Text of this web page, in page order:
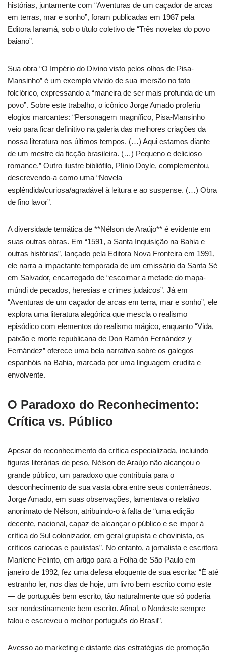
histórias, juntamente com “Aventuras de um caçador de arcas
em terras, mar e sonho”, foram publicadas em 1987 pela
Editora Ianamá, sob o título coletivo de “Três novelas do povo
baiano”.
Sua obra “O Império do Divino visto pelos olhos de Pisa-
Mansinho” é um exemplo vívido de sua imersão no fato
folclórico, expressando a “maneira de ser mais profunda de um
povo”. Sobre este trabalho, o icônico Jorge Amado proferiu
elogios marcantes: “Personagem magnífico, Pisa-Mansinho
veio para ficar definitivo na galeria das melhores criações da
nossa literatura nos últimos tempos. (…) Aqui estamos diante
de um mestre da ficção brasileira. (…) Pequeno e delicioso
romance.” Outro ilustre bibliófilo, Plínio Doyle, complementou,
descrevendo-a como uma “Novela
esplêndida/curiosa/agradável à leitura e ao suspense. (…) Obra
de fino lavor”.
A diversidade temática de **Nélson de Araújo** é evidente em
suas outras obras. Em “1591, a Santa Inquisição na Bahia e
outras histórias”, lançado pela Editora Nova Fronteira em 1991,
ele narra a impactante temporada de um emissário da Santa Sé
em Salvador, encarregado de “escoimar a metade do mapa-
múndi de pecados, heresias e crimes judaicos”. Já em
“Aventuras de um caçador de arcas em terra, mar e sonho”, ele
explora uma literatura alegórica que mescla o realismo
episódico com elementos do realismo mágico, enquanto “Vida,
paixão e morte republicana de Don Ramón Fernández y
Fernández” oferece uma bela narrativa sobre os galegos
espanhóis na Bahia, marcada por uma linguagem erudita e
envolvente.
O Paradoxo do Reconhecimento:
Crítica vs. Público
Apesar do reconhecimento da crítica especializada, incluindo
figuras literárias de peso, Nélson de Araújo não alcançou o
grande público, um paradoxo que contribuía para o
desconhecimento de sua vasta obra entre seus conterrâneos.
Jorge Amado, em suas observações, lamentava o relativo
anonimato de Nélson, atribuindo-o à falta de “uma edição
decente, nacional, capaz de alcançar o público e se impor à
crítica do Sul colonizador, em geral grupista e chovinista, os
críticos cariocas e paulistas”. No entanto, a jornalista e escritora
Marilene Felinto, em artigo para a Folha de São Paulo em
janeiro de 1992, fez uma defesa eloquente de sua escrita: “É até
estranho ler, nos dias de hoje, um livro bem escrito como este
— de português bem escrito, tão naturalmente que só poderia
ser nordestinamente bem escrito. Afinal, o Nordeste sempre
falou e escreveu o melhor português do Brasil”.
Avesso ao marketing e distante das estratégias de promoção